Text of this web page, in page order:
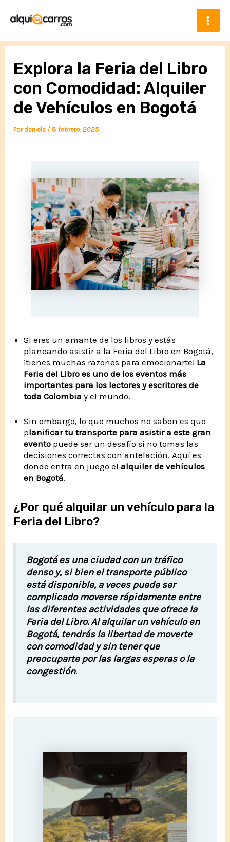
contenido
Explora la Feria del Libro
con Comodidad: Alquiler
de Vehículos en Bogotá
Por daniela / 8 febrero, 2025
Si eres un amante de los libros y estás
planeando asistir a la Feria del Libro en Bogotá,
¡tienes muchas razones para emocionarte! La
Feria del Libro es uno de los eventos más
importantes para los lectores y escritores de
toda Colombia y el mundo.
Sin embargo, lo que muchos no saben es que
planificar tu transporte para asistir a este gran
evento puede ser un desafío si no tomas las
decisiones correctas con antelación. Aquí es
donde entra en juego elalquiler de vehículos
en Bogotá.
¿Por qué alquilar un vehículo para la
Feria del Libro?
Bogotá es una ciudad con un tráfico
denso y, si bien el transporte público
está disponible, a veces puede ser
complicado moverse rápidamente entre
las diferentes actividades que ofrece la
Feria del Libro. Al alquilar un vehículo en
Bogotá, tendrás la libertad de moverte
con comodidad y sin tener que
preocuparte por las largas esperas o la
congestión.